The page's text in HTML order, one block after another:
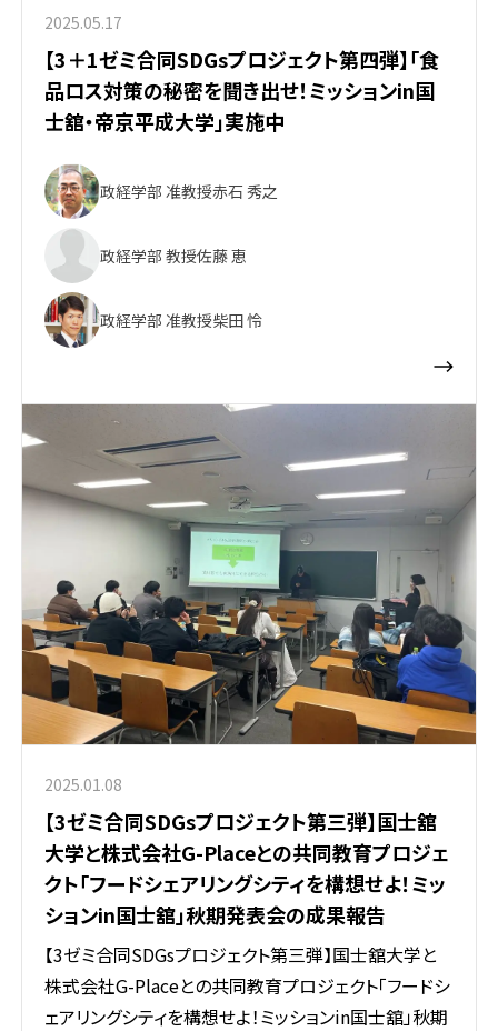
2025.05.17
【3＋1ゼミ合同SDGsプロジェクト第四弾】「食
品ロス対策の秘密を聞き出せ！ミッションin国
士舘・帝京平成大学」実施中
政経学部 准教授赤石 秀之
政経学部 教授佐藤 恵
政経学部 准教授柴田 怜
2025.01.08
【3ゼミ合同SDGsプロジェクト第三弾】国士舘
大学と株式会社G-Placeとの共同教育プロジェ
クト「フードシェアリングシティを構想せよ！ミッ
ションin国士舘」秋期発表会の成果報告
【3ゼミ合同SDGsプロジェクト第三弾】国士舘大学と
株式会社G-Placeとの共同教育プロジェクト「フードシ
ェアリングシティを構想せよ！ミッションin国士舘」秋期